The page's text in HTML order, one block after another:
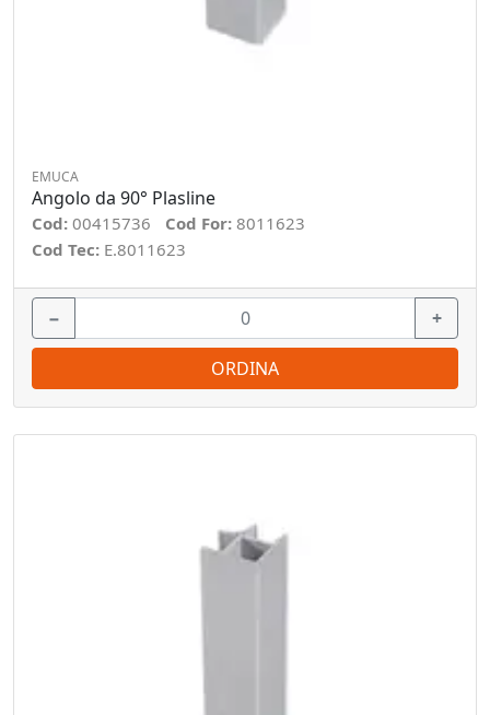
EMUCA
Angolo da 90° Plasline
Cod: 00415736 Cod For: 8011623
Cod Tec: E.8011623
− +
ORDINA